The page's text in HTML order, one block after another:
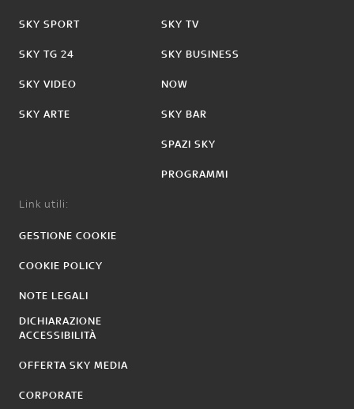
SKY SPORT
SKY TG 24
SKY VIDEO
SKY ARTE
SKY TV
SKY BUSINESS
NOW
SKY BAR
SPAZI SKY
PROGRAMMI
Link utili:
GESTIONE COOKIE
COOKIE POLICY
NOTE LEGALI
DICHIARAZIONE
ACCESSIBILITÀ
OFFERTA SKY MEDIA
CORPORATE